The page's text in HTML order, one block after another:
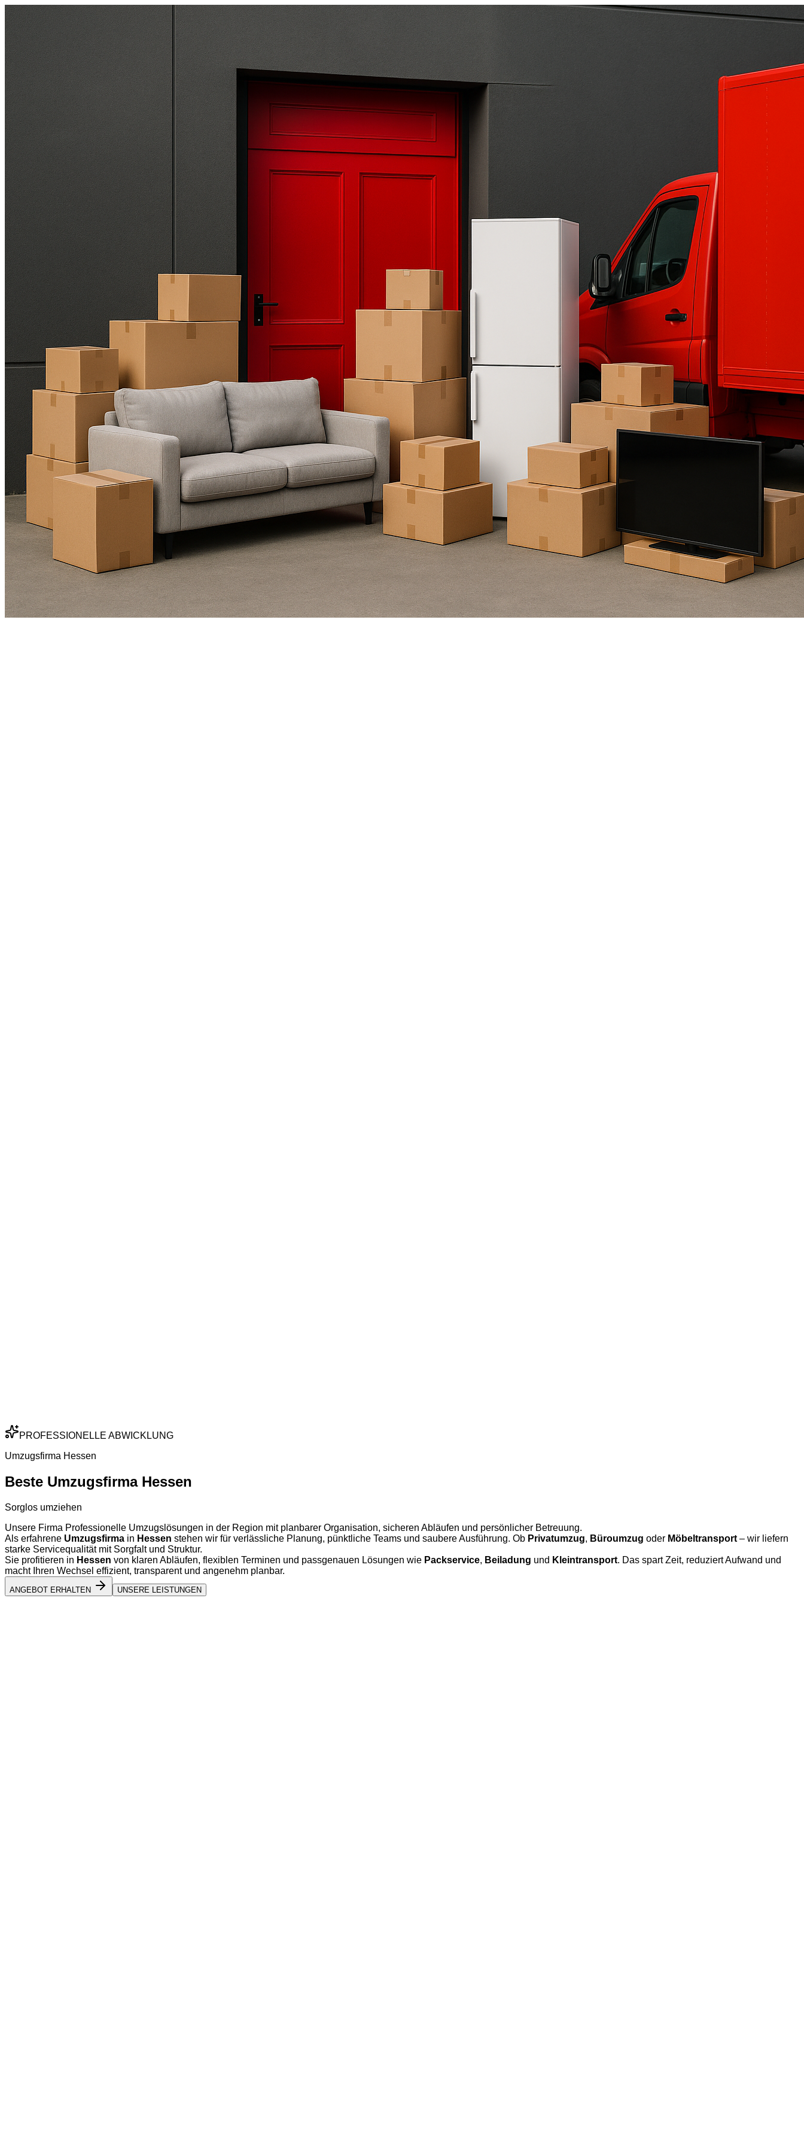
PROFESSIONELLE ABWICKLUNG
Umzugsfirma Hessen
Beste Umzugsfirma Hessen
Sorglos umziehen
Unsere Firma Professionelle Umzugslösungen in der Region mit planbarer Organisation, sicheren Abläufen und persönlicher Betreuung.
Als erfahrene Umzugsfirma in Hessen stehen wir für verlässliche Planung, pünktliche Teams und saubere Ausführung. Ob Privatumzug, Büroumzug oder Möbeltransport – wir liefern
starke Servicequalität mit Sorgfalt und Struktur.
Sie profitieren in Hessen von klaren Abläufen, flexiblen Terminen und passgenauen Lösungen wie Packservice, Beiladung und Kleintransport. Das spart Zeit, reduziert Aufwand und
macht Ihren Wechsel effizient, transparent und angenehm planbar.
ANGEBOT ERHALTEN UNSERE LEISTUNGEN